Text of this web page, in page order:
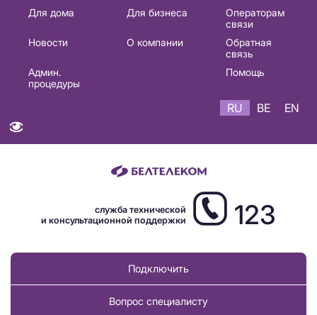
Основная
навигация
Для дома Для бизнеса
Операторам
связи
Новости
О компании
Обратная
связь
Админ.
процедуры
Помощь
RU BE EN
служба технической
и консультационной поддержки
123
Подключить
Вопрос специалисту